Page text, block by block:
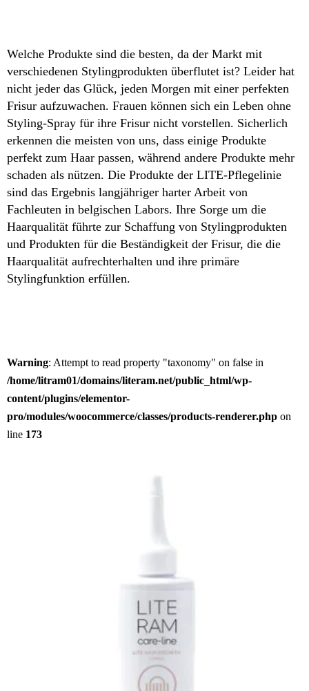
Welche Produkte sind die besten, da der Markt mit
verschiedenen Stylingprodukten überflutet ist? Leider hat
nicht jeder das Glück, jeden Morgen mit einer perfekten
Frisur aufzuwachen. Frauen können sich ein Leben ohne
Styling-Spray für ihre Frisur nicht vorstellen. Sicherlich
erkennen die meisten von uns, dass einige Produkte
perfekt zum Haar passen, während andere Produkte mehr
schaden als nützen. Die Produkte der LITE-Pflegelinie
sind das Ergebnis langjähriger harter Arbeit von
Fachleuten in belgischen Labors. Ihre Sorge um die
Haarqualität führte zur Schaffung von Stylingprodukten
und Produkten für die Beständigkeit der Frisur, die die
Haarqualität aufrechterhalten und ihre primäre
Stylingfunktion erfüllen.
Warning: Attempt to read property "taxonomy" on false in
/home/litram01/domains/literam.net/public_html/wp-
content/plugins/elementor-
pro/modules/woocommerce/classes/products-renderer.php on
line 173